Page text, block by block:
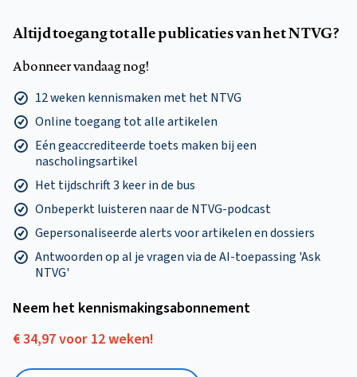
Altijd toegang tot alle publicaties van het NTVG?
Abonneer vandaag nog!
12 weken kennismaken met het NTVG
Online toegang tot alle artikelen
Eén geaccrediteerde toets maken bij een
nascholingsartikel
Het tijdschrift 3 keer in de bus
Onbeperkt luisteren naar de NTVG-podcast
Gepersonaliseerde alerts voor artikelen en dossiers
Antwoorden op al je vragen via de AI-toepassing 'Ask
NTVG'
Neem het kennismakings­abonnement
€ 34,97 voor 12 weken!